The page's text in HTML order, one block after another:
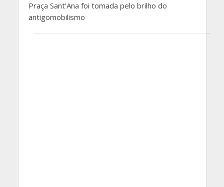
Praça Sant’Ana foi tomada pelo brilho do
antigomobilismo